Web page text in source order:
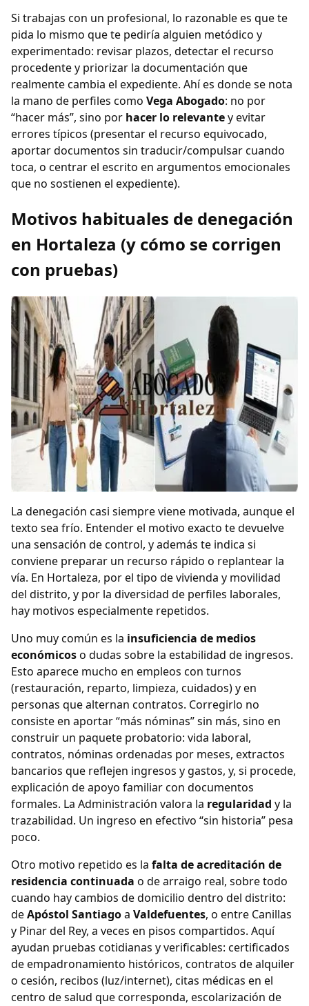
Si trabajas con un profesional, lo razonable es que te
pida lo mismo que te pediría alguien metódico y
experimentado: revisar plazos, detectar el recurso
procedente y priorizar la documentación que
realmente cambia el expediente. Ahí es donde se nota
la mano de perfiles como Vega Abogado: no por
“hacer más”, sino por hacer lo relevantey evitar
errores típicos (presentar el recurso equivocado,
aportar documentos sin traducir/compulsar cuando
toca, o centrar el escrito en argumentos emocionales
que no sostienen el expediente).
Motivos habituales de denegación
en Hortaleza (y cómo se corrigen
con pruebas)
La denegación casi siempre viene motivada, aunque el
texto sea frío. Entender el motivo exacto te devuelve
una sensación de control, y además te indica si
conviene preparar un recurso rápido o replantear la
vía. En Hortaleza, por el tipo de vivienda y movilidad
del distrito, y por la diversidad de perfiles laborales,
hay motivos especialmente repetidos.
Uno muy común es la insuficiencia de medios
económicoso dudas sobre la estabilidad de ingresos.
Esto aparece mucho en empleos con turnos
(restauración, reparto, limpieza, cuidados) y en
personas que alternan contratos. Corregirlo no
consiste en aportar “más nóminas” sin más, sino en
construir un paquete probatorio: vida laboral,
contratos, nóminas ordenadas por meses, extractos
bancarios que reflejen ingresos y gastos, y, si procede,
explicación de apoyo familiar con documentos
formales. La Administración valora la regularidad y la
trazabilidad. Un ingreso en efectivo “sin historia” pesa
poco.
Otro motivo repetido es la falta de acreditación de
residencia continuada o de arraigo real, sobre todo
cuando hay cambios de domicilio dentro del distrito:
deApóstol Santiagoa Valdefuentes, o entre Canillas
y Pinar del Rey, a veces en pisos compartidos. Aquí
ayudan pruebas cotidianas y verificables: certificados
de empadronamiento históricos, contratos de alquiler
o cesión, recibos (luz/internet), citas médicas en el
centro de salud que corresponda, escolarización de